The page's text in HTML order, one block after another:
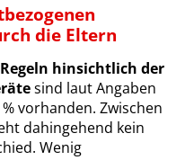
die Eltern
hinsichtlich der
sind laut Angaben
vorhanden. Zwischen
dahingehend kein
Wenig